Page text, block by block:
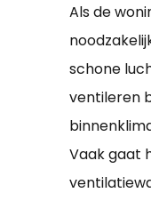
Als de
schone
ventileren
Vaak gaat